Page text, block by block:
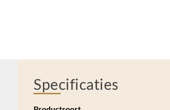
Specificaties